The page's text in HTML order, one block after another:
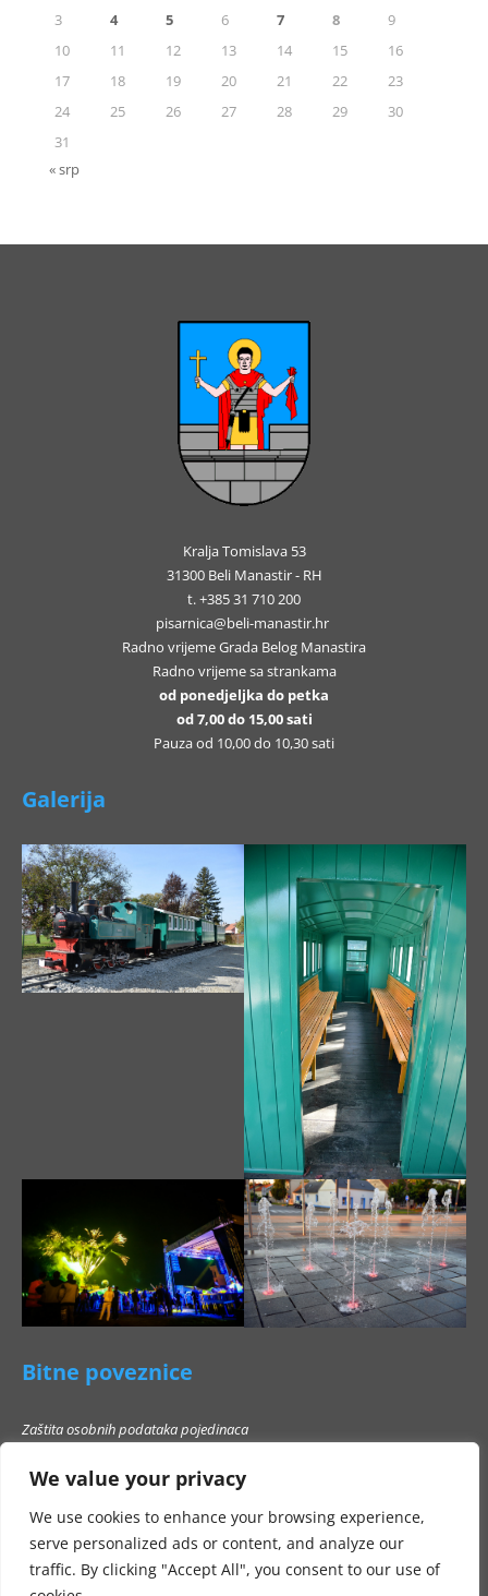
We value your privacy
We use cookies to enhance your browsing experience,
serve personalized ads or content, and analyze our
traffic. By clicking "Accept All", you consent to our use of
3
4 5 6 7 8
9
10
11 12 13 14 15
16
17
18 19 20 21 22
23
24
25 26 27 28 29
30
31
« srp
Kralja Tomislava 53
31300 Beli Manastir - RH
t. +385 31 710 200
pisarnica@beli-manastir.hr
Radno vrijeme Grada Belog Manastira
Radno vrijeme sa strankama
od ponedjeljka do petka
od 7,00 do 15,00 sati
Pauza od 10,00 do 10,30 sati
Galerija
Bitne poveznice
Zaštita osobnih podataka pojedinaca
Popis poslovnih subjekata s kojima Grad Beli Manastir ne smije stupati u